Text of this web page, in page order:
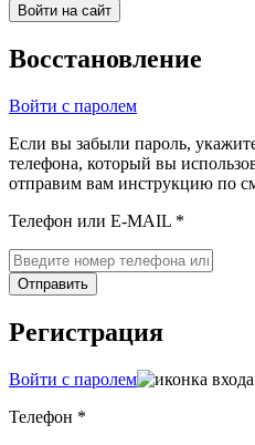
Войти на сайт
Восстановление
Войти с паролем
Если вы забыли пароль,
телефона, который вы
отправим вам инструкцию по
Телефон или E-MAIL *
Отправить
Регистрация
Войти с паролем
Телефон *